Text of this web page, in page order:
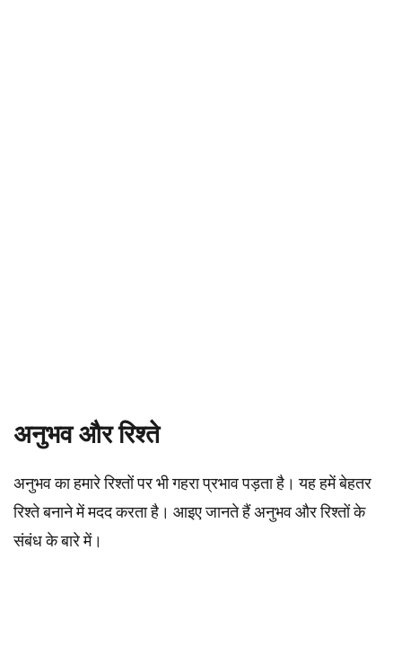
अनुभव और रिश्ते
अनुभव का हमारे रिश्तों पर भी गहरा प्रभाव पड़ता है। यह हमें बेहतर
रिश्ते बनाने में मदद करता है। आइए जानते हैं अनुभव और रिश्तों के
संबंध के बारे में।